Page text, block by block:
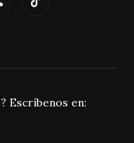
Escríbenos en: